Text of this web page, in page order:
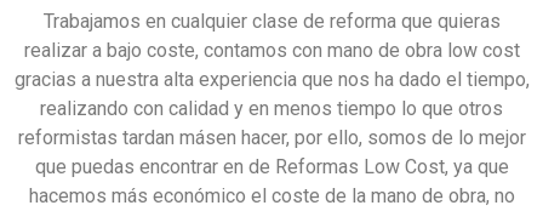
Trabajamos en cualquier clase de reforma que quieras
realizar a bajo coste, contamos con mano de obra low cost
gracias a nuestra alta experiencia que nos ha dado el tiempo,
realizando con calidad y en menos tiempo lo que otros
reformistas tardan másen hacer, por ello, somos de lo mejor
que puedas encontrar en de Reformas Low Cost, ya que
hacemos más económico el coste de la mano de obra, no